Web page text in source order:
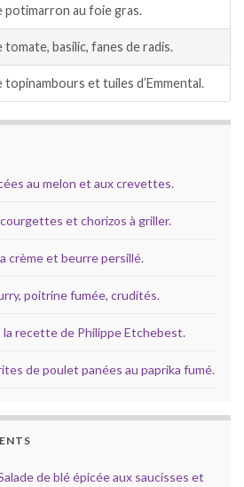
potimarron au foie gras.
basilic, fanes de radis.
et tuiles d’Emmental.
au melon et aux crevettes.
et chorizos à griller.
crème et beurre persillé.
poitrine fumée, crudités.
la recette de Philippe Etchebest.
de poulet panées au paprika fumé.
de blé épicée aux saucisses et